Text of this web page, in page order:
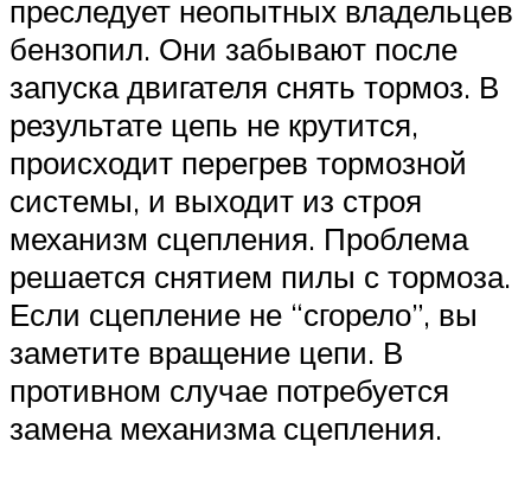
преследует неопытных владельцев
бензопил. Они забывают после
запуска двигателя снять тормоз. В
результате цепь не крутится,
происходит перегрев тормозной
системы, и выходит из строя
механизм сцепления. Проблема
решается снятием пилы с тормоза.
Если сцепление не “сгорело”, вы
заметите вращение цепи. В
противном случае потребуется
замена механизма сцепления.